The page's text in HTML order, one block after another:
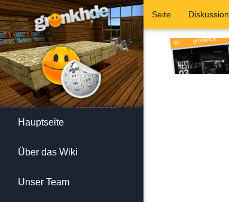
Seite Diskussion
Hauptseite
Über das Wiki
Unser Team